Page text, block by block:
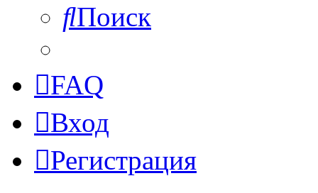
Поиск
FAQ
Вход
Регистрация